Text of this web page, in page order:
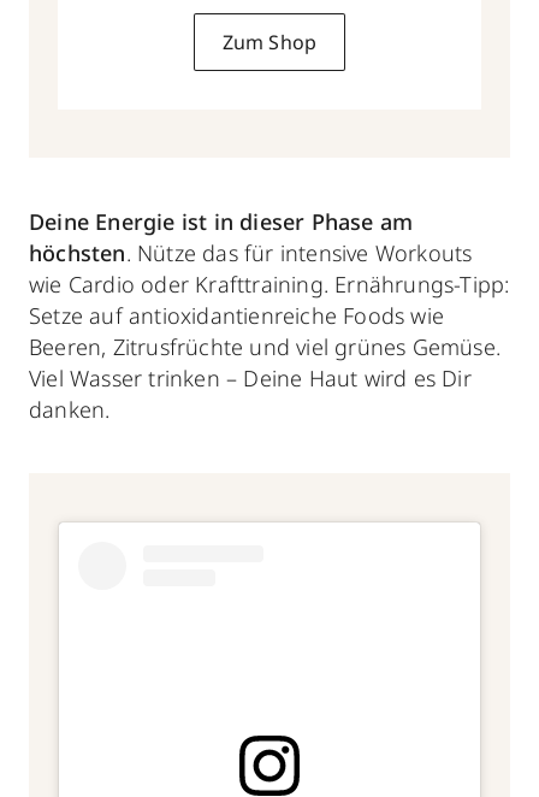
Zum Shop
Deine Energie ist in dieser Phase am
höchsten. Nütze das für intensive Workouts
wie Cardio oder Krafttraining. Ernährungs-Tipp:
Setze auf antioxidantienreiche Foods wie
Beeren, Zitrusfrüchte und viel grünes Gemüse.
Viel Wasser trinken – Deine Haut wird es Dir
danken.